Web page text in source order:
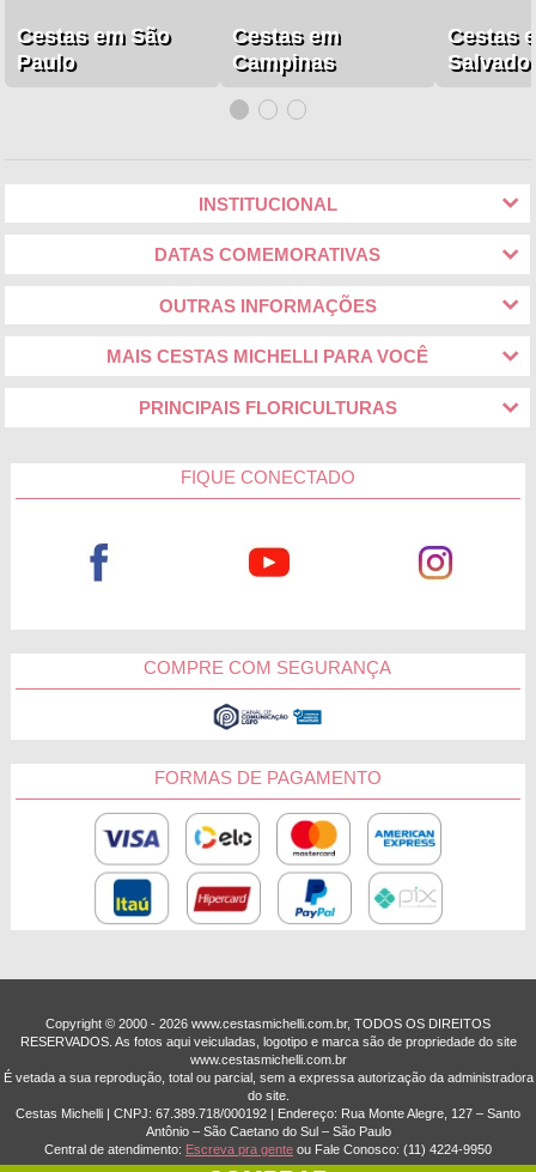
Cestas em São
Paulo
Cestas em
Campinas
Cestas
INSTITUCIONAL
DATAS COMEMORATIVAS
OUTRAS INFORMAÇÕES
MAIS CESTAS MICHELLI PARA VOCÊ
PRINCIPAIS FLORICULTURAS
FIQUE CONECTADO
COMPRE COM SEGURANÇA
FORMAS DE PAGAMENTO
Copyright © 2000 - ­2026 www.cestasmichelli.com.br, TODOS OS DIREITOS
RESERVADOS. As fotos aqui veiculadas, logotipo e marca são de propriedade do site
www.cestasmichelli.com.br
É vetada a sua reprodução, total ou parcial, sem a expressa autorização da administradora
do site.
Cestas Michelli | CNPJ: 67.389.718/0001­92 | Endereço: Rua Monte Alegre, 127 – Santo
Antônio – São Caetano do Sul – São Paulo
Central de atendimento: Escreva pra gente ou Fale Conosco: (11) 4224-9950